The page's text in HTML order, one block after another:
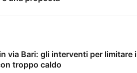
via Bari: gli interventi per limitare i
troppo caldo